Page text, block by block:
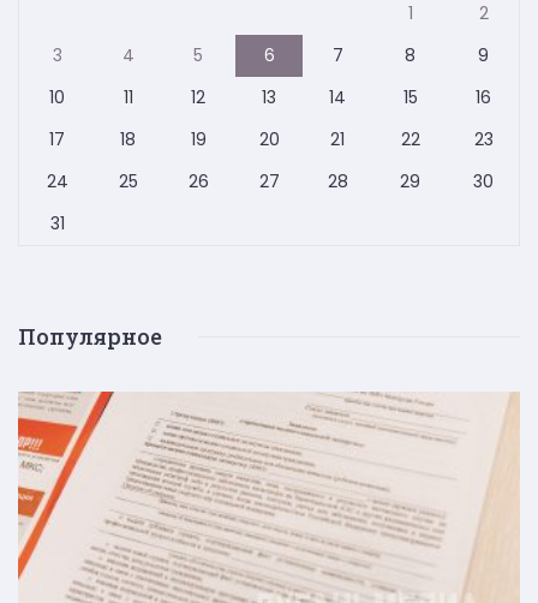
1
2
3
4 5 6 7 8
9
10
11 12 13 14 15
16
17
18 19 20 21 22
23
24
25 26 27 28 29
30
31
Популярное